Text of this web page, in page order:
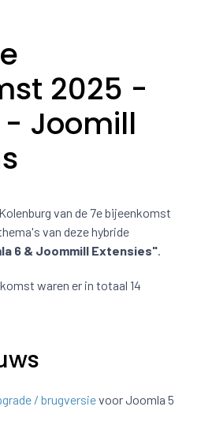
2025 -
Joomill
van de 7e bijeenkomst
van deze hybride
6 & Joommill Extensies".
waren er in totaal 14
/ brugversievoor Joomla 5